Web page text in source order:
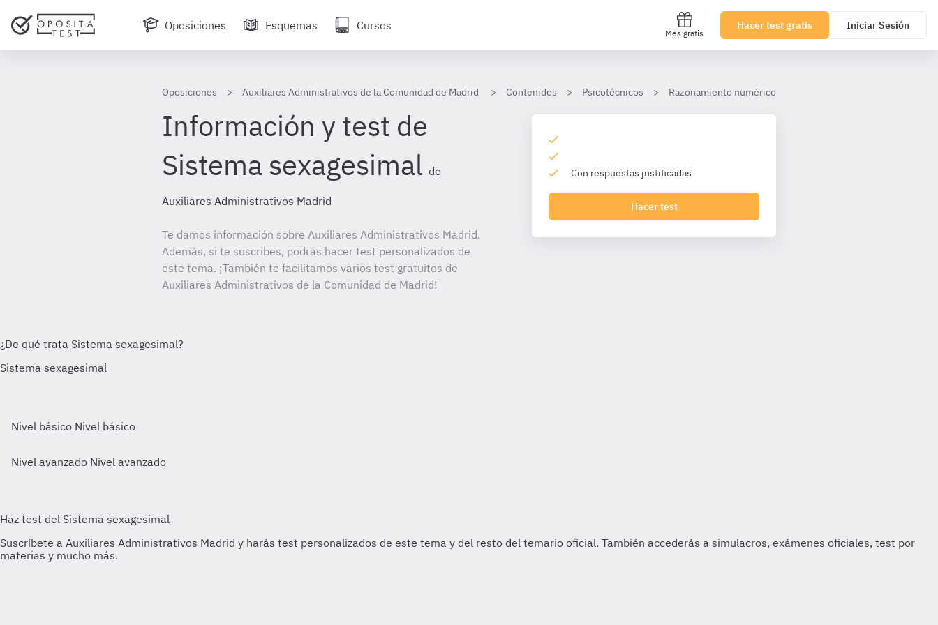
Oposiciones Esquemas Cursos
Mes gratis
Hacer test gratis Iniciar Sesión
Oposiciones Auxiliares Administrativos de la Comunidad de Madrid Contenidos Psicotécnicos Razonamiento numérico
Información y test de
Sistema sexagesimal de
Auxiliares Administrativos Madrid
Te damos información sobre Auxiliares Administrativos Madrid.
Además, si te suscribes, podrás hacer test personalizados de
este tema. ¡También te facilitamos varios test gratuitos de
Auxiliares Administrativos de la Comunidad de Madrid!
Con respuestas justificadas
Hacer test
Nivel básico Nivel básico
Nivel avanzado Nivel avanzado